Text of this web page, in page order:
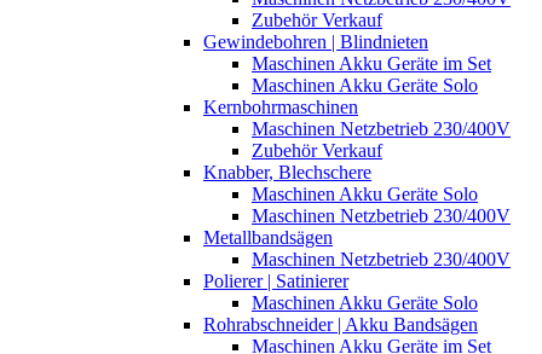
Zubehör Verkauf
Gewindebohren | Blindnieten
Maschinen Akku Geräte im Set
Maschinen Akku Geräte Solo
Kernbohrmaschinen
Maschinen Netzbetrieb 230/400V
Zubehör Verkauf
Knabber, Blechschere
Maschinen Akku Geräte Solo
Maschinen Netzbetrieb 230/400V
Metallbandsägen
Maschinen Netzbetrieb 230/400V
Polierer | Satinierer
Maschinen Akku Geräte Solo
Rohrabschneider | Akku Bandsägen
Maschinen Akku Geräte im Set